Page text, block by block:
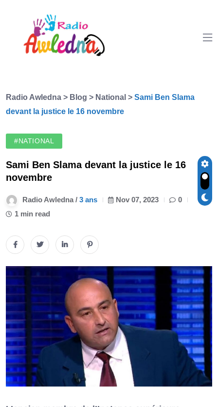
Radio Awledna > Blog > National > Sami Ben Slama
devant la justice le 16 novembre
#NATIONAL
Sami Ben Slama devant la justice le 16
novembre
Radio Awledna / 3 ans Nov 07, 2023
0
1 min read